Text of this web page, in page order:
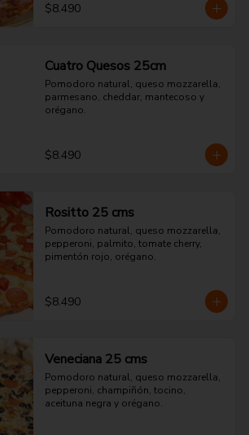
$8.490
Cuatro Quesos 25cm
Pomodoro natural, queso mozzarella,
parmesano, cheddar, mantecoso y
orégano.
$8.490
Rositto 25 cms
Pomodoro natural, queso mozzarella,
pepperoni, palmito, tomate cherry,
pimentón rojo, orégano.
$8.490
Veneciana 25 cms
Pomodoro natural, queso mozzarella,
pepperoni, champiñón, tocino,
aceituna negra y orégano.